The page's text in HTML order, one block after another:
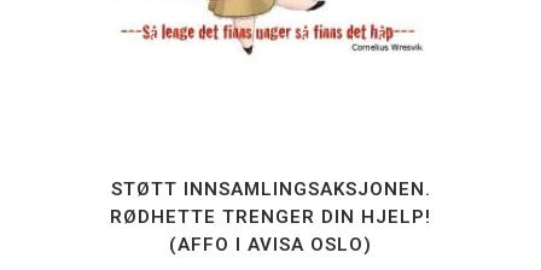
STØTT INNSAMLINGSAKSJONEN.
RØDHETTE TRENGER DIN HJELP!
(AFFO I AVISA OSLO)